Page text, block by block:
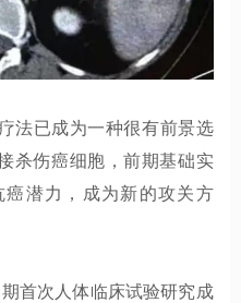
法已成为一种很有前景选
杀伤癌细胞，前期基础实
潜力，成为新的攻关方
首次人体临床试验研究成